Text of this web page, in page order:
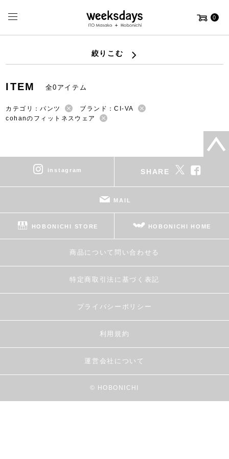
0
絞りこむ
ITEM 全0アイテム
カテゴリ：パンツ
ブランド：CI-VA
cohanのフィットネスウェア
instagram SHARE
MAIL
HOBONICHI STORE HOBONICHI HOME
商品について問い合わせる
特定商取引法に基づく表記
プライバシーポリシー
利用規約
運営会社について
© HOBONICHI